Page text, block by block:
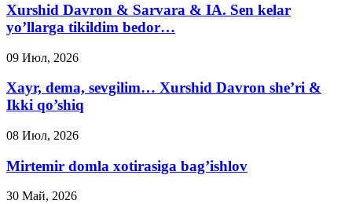
Xurshid Davron & Sarvara & IA. Sen kelar
yo’llarga tikildim bedor…
09 Июл, 2026
Xayr, dema, sevgilim… Xurshid Davron she’ri &
Ikki qo’shiq
08 Июл, 2026
Mirtemir domla xotirasiga bag’ishlov
30 Май, 2026